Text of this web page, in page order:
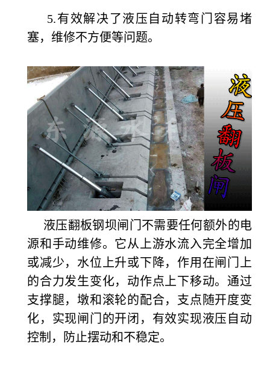
5.有效解决了液压自动转弯门容易堵
塞，维修不方便等问题。
液压翻板钢坝闸门不需要任何额外的电
源和手动维修。它从上游水流入完全增加
或减少，水位上升或下降，作用在闸门上
的合力发生变化，动作点上下移动。通过
支撑腿，墩和滚轮的配合，支点随开度变
化，实现闸门的开闭，有效实现液压自动
控制，防止摆动和不稳定。